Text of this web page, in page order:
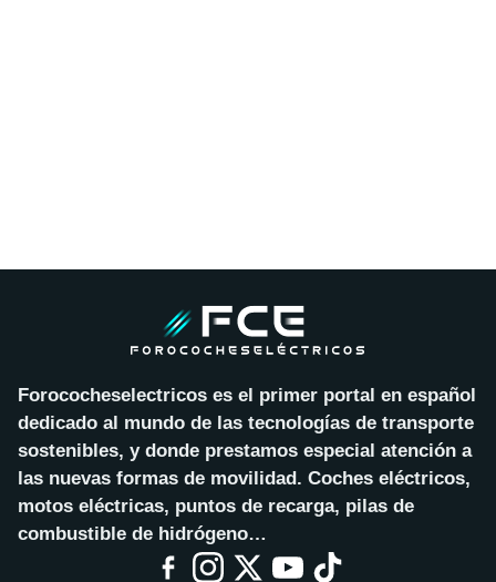
Forococheselectricos es el primer portal en español
dedicado al mundo de las tecnologías de transporte
sostenibles, y donde prestamos especial atención a
las nuevas formas de movilidad. Coches eléctricos,
motos eléctricas, puntos de recarga, pilas de
combustible de hidrógeno…